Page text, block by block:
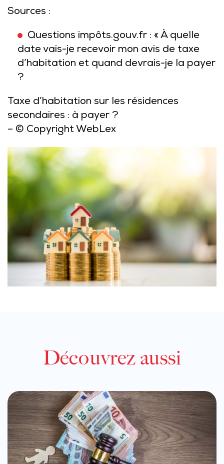
Sources :
Questions impôts.gouv.fr : « À quelle
date vais-je recevoir mon avis de taxe
d’habitation et quand devrais-je la payer
?
Taxe d’habitation sur les résidences
secondaires : à payer ?
– © Copyright WebLex
Découvrez aussi